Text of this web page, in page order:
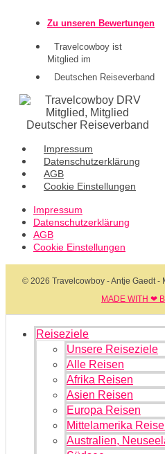
Zu unseren Bewertungen
Travelcowboy ist
Mitglied im
Deutschen Reiseverband
Impressum
Datenschutzerklärung
AGB
Cookie Einstellungen
Impressum
Datenschutzerklärung
AGB
Cookie Einstellungen
© 2026 Travelcowboy - Antje Gaedt -
MADE WITH ❤
Reiseziele
Unsere Reiseziele
Alle Reisen
Afrika Reisen
Asien Reisen
Europa Reisen
Mittelamerika
Australien,